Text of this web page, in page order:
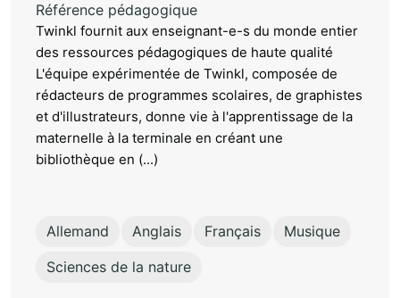
Référence pédagogique
Twinkl fournit aux enseignant-e-s du monde entier
des ressources pédagogiques de haute qualité
L'équipe expérimentée de Twinkl, composée de
rédacteurs de programmes scolaires, de graphistes
et d'illustrateurs, donne vie à l'apprentissage de la
maternelle à la terminale en créant une
bibliothèque en (...)
Allemand Anglais Français
Musique
Sciences de la nature